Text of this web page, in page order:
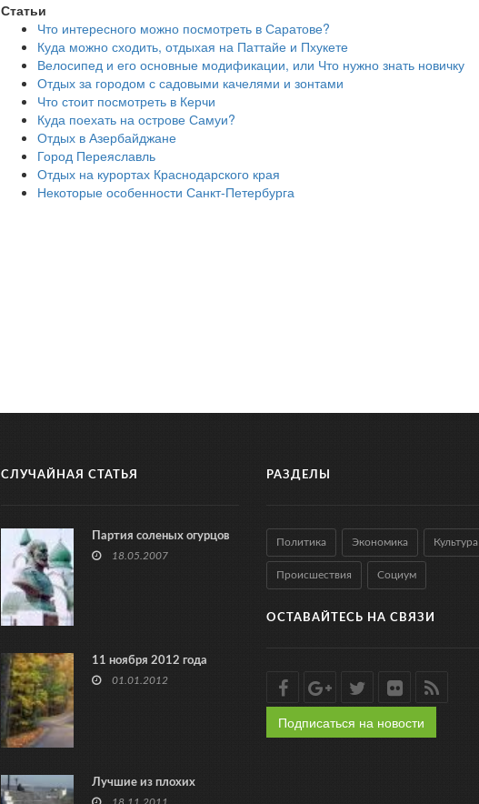
Статьи
Что интересного можно посмотреть в Саратове?
Куда можно сходить, отдыхая на Паттайе и Пхукете
Велосипед и его основные модификации, или Что нужно знать новичку
Отдых за городом с садовыми качелями и зонтами
Что стоит посмотреть в Керчи
Куда поехать на острове Самуи?
Отдых в Азербайджане
Город Переяславль
Отдых на курортах Краснодарского края
Некоторые особенности Санкт-Петербурга
СЛУЧАЙНАЯ СТАТЬЯ
Партия соленых огурцов
18.05.2007
11 ноября 2012 года
01.01.2012
Лучшие из плохих
РАЗДЕЛЫ
Политика Экономика Культура
Происшествия Социум
ОСТАВАЙТЕСЬ НА СВЯЗИ
Подписаться на новости